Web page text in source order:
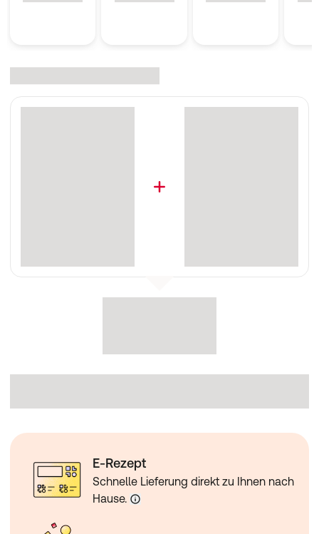
E-Rezept
Schnelle Lieferung direkt zu Ihnen nach
Hause.